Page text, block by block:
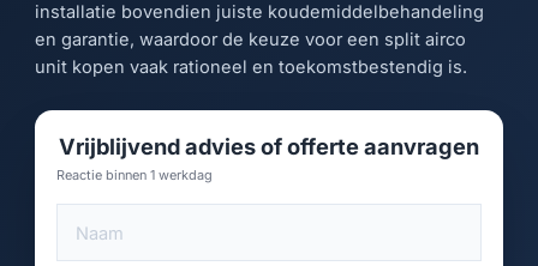
installatie bovendien juiste koudemiddelbehandeling
en garantie, waardoor de keuze voor een split airco
unit kopen vaak rationeel en toekomstbestendig is.
Vrijblijvend advies of offerte aanvragen
Reactie binnen 1 werkdag